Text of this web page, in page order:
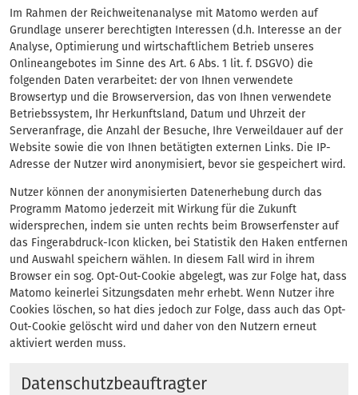
Im Rahmen der Reichweitenanalyse mit Matomo werden auf
Grundlage unserer berechtigten Interessen (d.h. Interesse an der
Analyse, Optimierung und wirtschaftlichem Betrieb unseres
Onlineangebotes im Sinne des Art. 6 Abs. 1 lit. f. DSGVO) die
folgenden Daten verarbeitet: der von Ihnen verwendete
Browsertyp und die Browserversion, das von Ihnen verwendete
Betriebssystem, Ihr Herkunftsland, Datum und Uhrzeit der
Serveranfrage, die Anzahl der Besuche, Ihre Verweildauer auf der
Website sowie die von Ihnen betätigten externen Links. Die IP-
Adresse der Nutzer wird anonymisiert, bevor sie gespeichert wird.
Nutzer können der anonymisierten Datenerhebung durch das
Programm Matomo jederzeit mit Wirkung für die Zukunft
widersprechen, indem sie unten rechts beim Browserfenster auf
das Fingerabdruck-Icon klicken, bei Statistik den Haken entfernen
und Auswahl speichern wählen. In diesem Fall wird in ihrem
Browser ein sog. Opt-Out-Cookie abgelegt, was zur Folge hat, dass
Matomo keinerlei Sitzungsdaten mehr erhebt. Wenn Nutzer ihre
Cookies löschen, so hat dies jedoch zur Folge, dass auch das Opt-
Out-Cookie gelöscht wird und daher von den Nutzern erneut
aktiviert werden muss.
Datenschutzbeauftragter